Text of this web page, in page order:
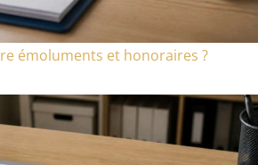
émoluments et honoraires ?